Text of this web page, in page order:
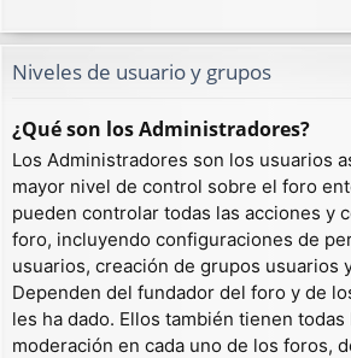
Niveles de usuario y grupos
¿Qué son los Administradores?
Los Administradores son los usuarios
mayor nivel de control sobre el foro
pueden controlar todas las acciones y
foro, incluyendo configuraciones de
usuarios, creación de grupos usuarios
Dependen del fundador del foro y de
les ha dado. Ellos también tienen todas
moderación en cada uno de los foros,